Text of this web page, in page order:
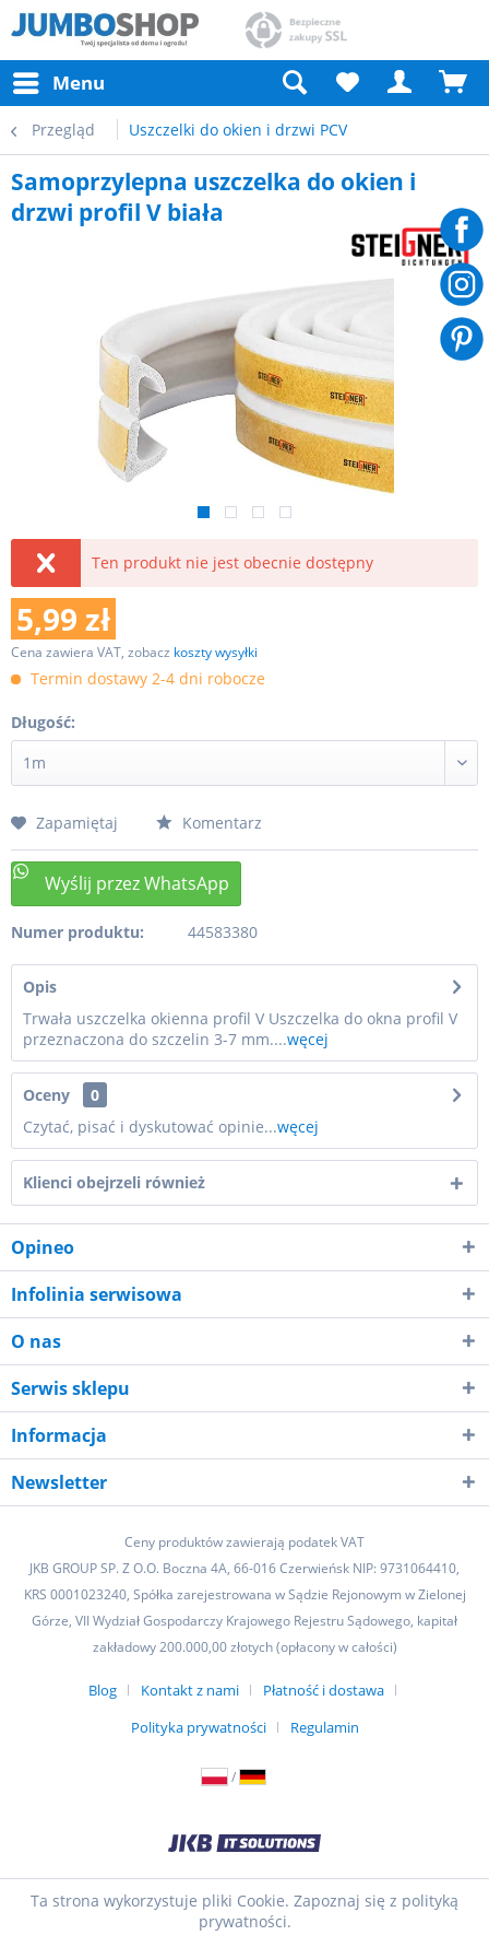
Menu
Przegląd Uszczelki do okien i drzwi PCV
Samoprzylepna uszczelka do okien i
drzwi profil V biała
Ten produkt nie jest obecnie dostępny
5,99 zł
Cena zawiera VAT, zobacz koszty wysyłki
Termin dostawy 2-4 dni robocze
Długość:
Zapamiętaj Komentarz
Numer produktu: 44583380
Opis
Trwała uszczelka okienna profil V Uszczelka do okna profil V
przeznaczona do szczelin 3-7 mm....węcej
Oceny
0
Czytać, pisać i dyskutować opinie...węcej
Klienci obejrzeli również
Opineo
Infolinia serwisowa
O nas
Serwis sklepu
Informacja
Newsletter
Ceny produktów zawierają podatek VAT
JKB GROUP SP. Z O.O. Boczna 4A, 66-016 Czerwieńsk NIP: 9731064410,
KRS 0001023240, Spółka zarejestrowana w Sądzie Rejonowym w Zielonej
Górze, VII Wydział Gospodarczy Krajowego Rejestru Sądowego, kapitał
zakładowy 200.000,00 złotych (opłacony w całości)
Blog Kontakt z nami
Płatność i dostawa
Polityka prywatności
Regulamin
/
Ta strona wykorzystuje pliki Cookie. Zapoznaj się z polityką
prywatności.